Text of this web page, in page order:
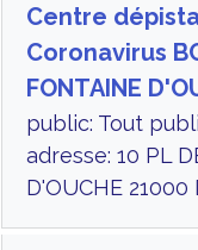
Centre
Coronavirus
FONTAINE
public: Tout
adresse: 10 PL
D'OUCHE